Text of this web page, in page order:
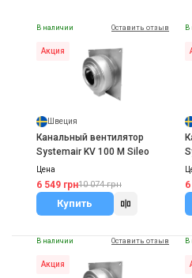
В наличии Оставить отзыв
Акция
Швеция
Канальный вентилятор
Systemair KV 100 M Sileo
Цена
6 549 грн10 074 грн
Купить
В
В наличии Оставить отзыв
Акция
В